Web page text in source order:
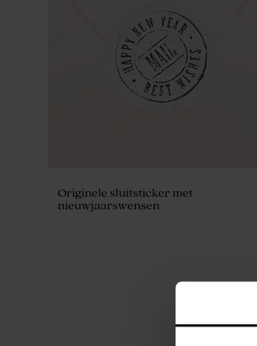
Originele sluitsticker met
nieuwjaarswensen